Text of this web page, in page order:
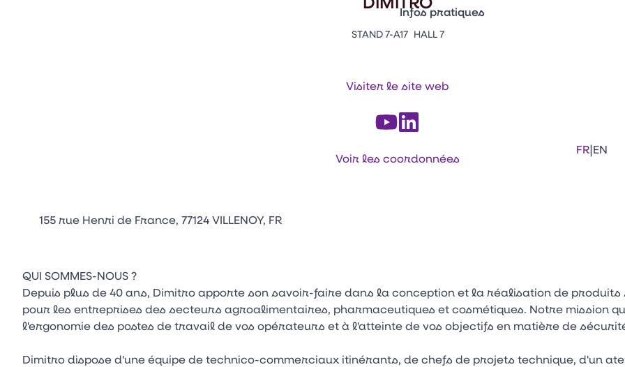
Infos pratiques
Contacts
Appuyez sur Entrée pour ouvrir le lien.
FR|EN
STAND 7-A17 HALL 7
Visiter le site web
Voir les coordonnées
155 rue Henri de France, 77124 VILLENOY, FR
QUI SOMMES-NOUS ?
Depuis plus de 40 ans, Dimitro apporte son savoir-faire dans la conception et la réalisation de
pour les entreprises des secteurs agroalimentaires, pharmaceutiques et cosmétiques. Notre mission
l'ergonomie des postes de travail de vos opérateurs et à l'atteinte de vos objectifs en matière de
Dimitro dispose d'une équipe de technico-commerciaux itinérants, de chefs de projets technique, d'un